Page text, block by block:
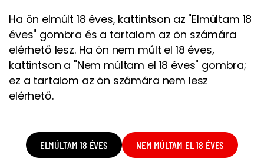
Ha ön elmúlt 18 éves, kattintson az "Elmúltam 18
éves" gombra és a tartalom az ön számára
elérhető lesz. Ha ön nem múlt el 18 éves,
kattintson a "Nem múltam el 18 éves" gombra;
ez a tartalom az ön számára nem lesz
elérhető.
ELMÚLTAM 18 ÉVES NEM MÚLTAM EL 18 ÉVES